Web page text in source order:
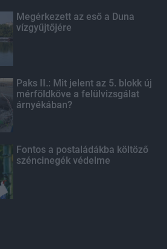
Megérkezett az eső a Duna
vízgyűjtőjére
Paks II.: Mit jelent az 5. blokk új
mérföldköve a felülvizsgálat
árnyékában?
Fontos a postaládákba költöző
széncinegék védelme